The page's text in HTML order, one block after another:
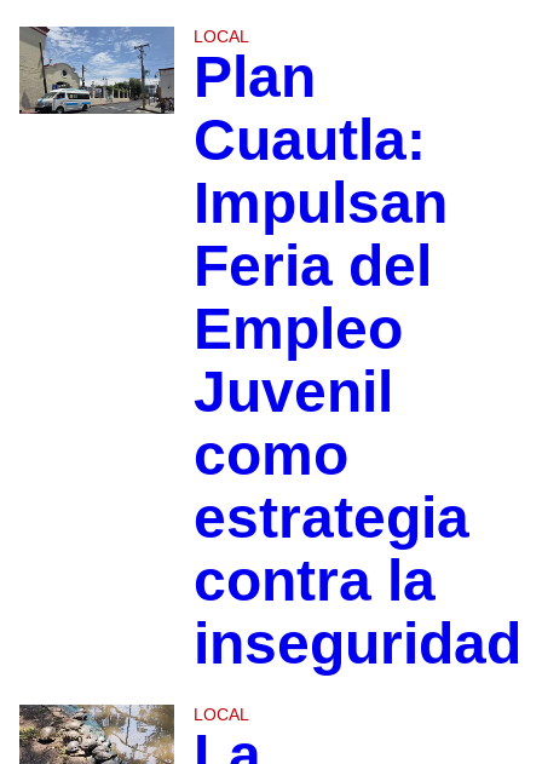
LOCAL
Plan
Cuautla:
Impulsan
Feria del
Empleo
Juvenil
como
estrategia
contra la
inseguridad
LOCAL